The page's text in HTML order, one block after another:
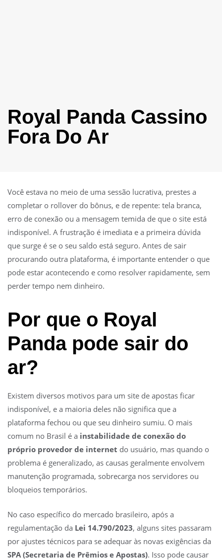
Royal Panda Cassino
Fora Do Ar
Você estava no meio de uma sessão lucrativa, prestes a
completar o rollover do bônus, e de repente: tela branca,
erro de conexão ou a mensagem temida de que o site está
indisponível. A frustração é imediata e a primeira dúvida
que surge é se o seu saldo está seguro. Antes de sair
procurando outra plataforma, é importante entender o que
pode estar acontecendo e como resolver rapidamente, sem
perder tempo nem dinheiro.
Por que o Royal
Panda pode sair do
ar?
Existem diversos motivos para um site de apostas ficar
indisponível, e a maioria deles não significa que a
plataforma fechou ou que seu dinheiro sumiu. O mais
comum no Brasil é a instabilidade de conexão do
próprio provedor de internet do usuário, mas quando o
problema é generalizado, as causas geralmente envolvem
manutenção programada, sobrecarga nos servidores ou
bloqueios temporários.
No caso específico do mercado brasileiro, após a
regulamentação da Lei 14.790/2023, alguns sites passaram
por ajustes técnicos para se adequar às novas exigências da
SPA (Secretaria de Prêmios e Apostas). Isso pode causar